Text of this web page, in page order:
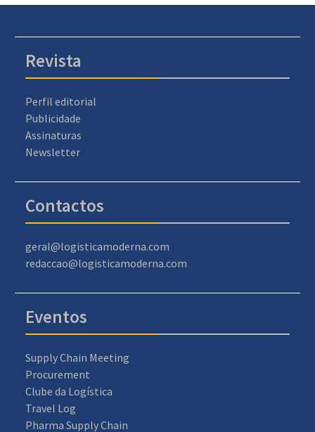
Revista
Perfil editorial
Publicidade
Assinaturas
Newsletter
Contactos
geral@logisticamoderna.com
redaccao@logisticamoderna.com
Eventos
Supply Chain Meeting
Procurement
Clube da Logística
Travel Log
Pharma Supply Chain